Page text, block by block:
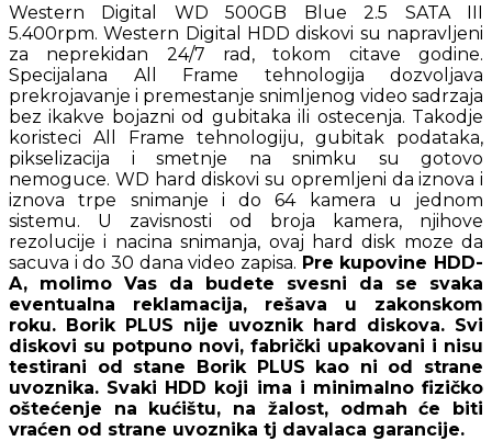
Western Digital WD 500GB Blue 2.5 SATA III
5.400rpm. Western Digital HDD diskovi su napravljeni
za neprekidan 24/7 rad, tokom citave godine.
Specijalana All Frame tehnologija dozvoljava
prekrojavanje i premestanje snimljenog video sadrzaja
bez ikakve bojazni od gubitaka ili ostecenja. Takodje
koristeci All Frame tehnologiju, gubitak podataka,
pikselizacija i smetnje na snimku su gotovo
nemoguce. WD hard diskovi su opremljeni da iznova i
iznova trpe snimanje i do 64 kamera u jednom
sistemu. U zavisnosti od broja kamera, njihove
rezolucije i nacina snimanja, ovaj hard disk moze da
sacuva i do 30 dana video zapisa. Pre kupovine HDD-
A, molimo Vas da budete svesni da se svaka
eventualna reklamacija, rešava u zakonskom
roku. Borik PLUS nije uvoznik hard diskova. Svi
diskovi su potpuno novi, fabrički upakovani i nisu
testirani od stane Borik PLUS kao ni od strane
uvoznika. Svaki HDD koji ima i minimalno fizičko
oštećenje na kućištu, na žalost, odmah će biti
vraćen od strane uvoznika tj davalaca garancije.